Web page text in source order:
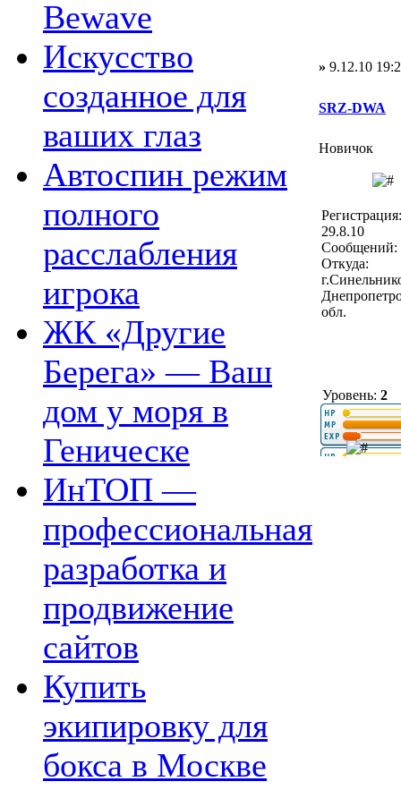
Bewave
Искусство
созданное для
ваших глаз
Автоспин режим
полного
расслабления
игрока
ЖК «Другие
Берега» — Ваш
дом у моря в
Геническе
ИнТОП —
профессиональная
разработка и
продвижение
сайтов
Купить
экипировку для
бокса в Москве
» 9.12.10
SRZ-DWA
Новичок
Регистрация:
29.8.10
Сообщений:
Откуда:
обл.
Уровень: 2